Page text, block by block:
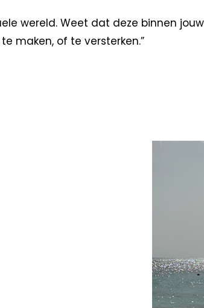
wereld. Weet dat deze binnen jouw
maken, of te versterken.”